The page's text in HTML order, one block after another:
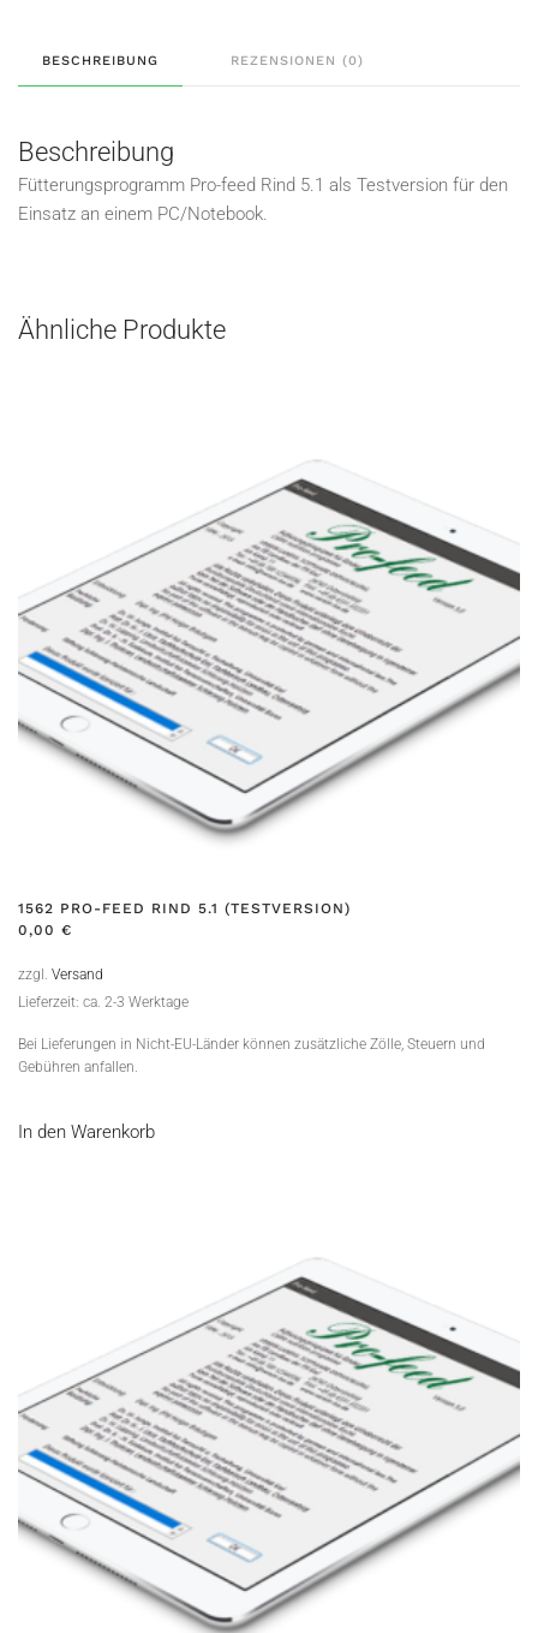
BESCHREIBUNG REZENSIONEN (0)
Beschreibung
Fütterungsprogramm Pro-feed Rind 5.1 als Testversion für den
Einsatz an einem PC/Notebook.
Ähnliche Produkte
1562 PRO-FEED RIND 5.1 (TESTVERSION)
0,00 €
zzgl. Versand
Lieferzeit: ca. 2-3 Werktage
Bei Lieferungen in Nicht-EU-Länder können zusätzliche Zölle, Steuern und
Gebühren anfallen.
In den Warenkorb